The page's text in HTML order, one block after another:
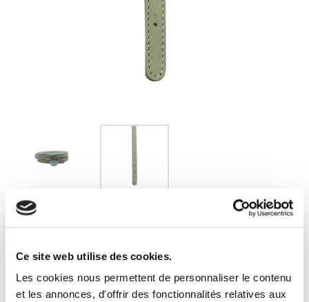
Ce site web utilise des cookies.
Les cookies nous permettent de personnaliser le contenu
et les annonces, d'offrir des fonctionnalités relatives aux
CUIR TRIPLE TOURS TAUPE POUR FERMOIR BALLE
DE GOLF
70,00 €
TTC